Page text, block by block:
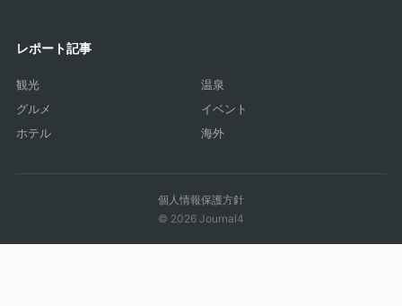
レポート記事
観光
温泉
グルメ
イベント
ホテル
海外
個人情報保護方針
© 2026 Journal4